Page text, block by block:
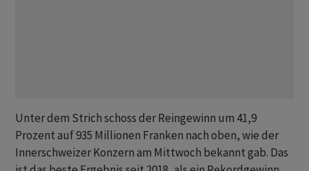
Unter dem Strich schoss der Reingewinn um 41,9
Prozent auf 935 Millionen Franken nach oben, wie der
Innerschweizer Konzern am Mittwoch bekannt gab. Das